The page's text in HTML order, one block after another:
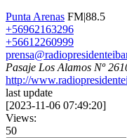
Punta Arenas FM|88.5
+56962163296
+56612260999
Pasaje Los Alamos Nº
http://
last update
[2023-11-06 07:49:20]
Views:
50